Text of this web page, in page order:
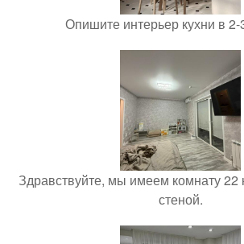
Опишите интерьер кухни в 2-
Здравствуйте, мы имеем комнату 22
стеной.